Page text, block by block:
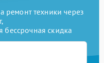
ремонт техники через
бессрочная скидка